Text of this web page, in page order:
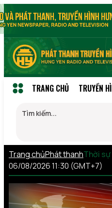
TRANG CHỦ TRUYỀN
Trang chủPhát thanhThời
06/08/2026 11:30 (GMT+7)